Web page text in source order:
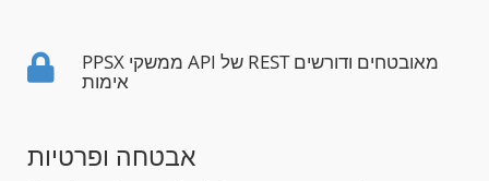
PPSX ממשקי API של REST מאובטחים ודורשים
אימות
אבטחה ופרטיות